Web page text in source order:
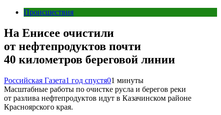
Происшествия
На Енисее очистили
от нефтепродуктов почти
40 километров береговой линии
Российская Газета1 год спустя01 минуты
Масштабные работы по очистке русла и берегов реки
от разлива нефтепродуктов идут в Казачинском районе
Красноярского края.